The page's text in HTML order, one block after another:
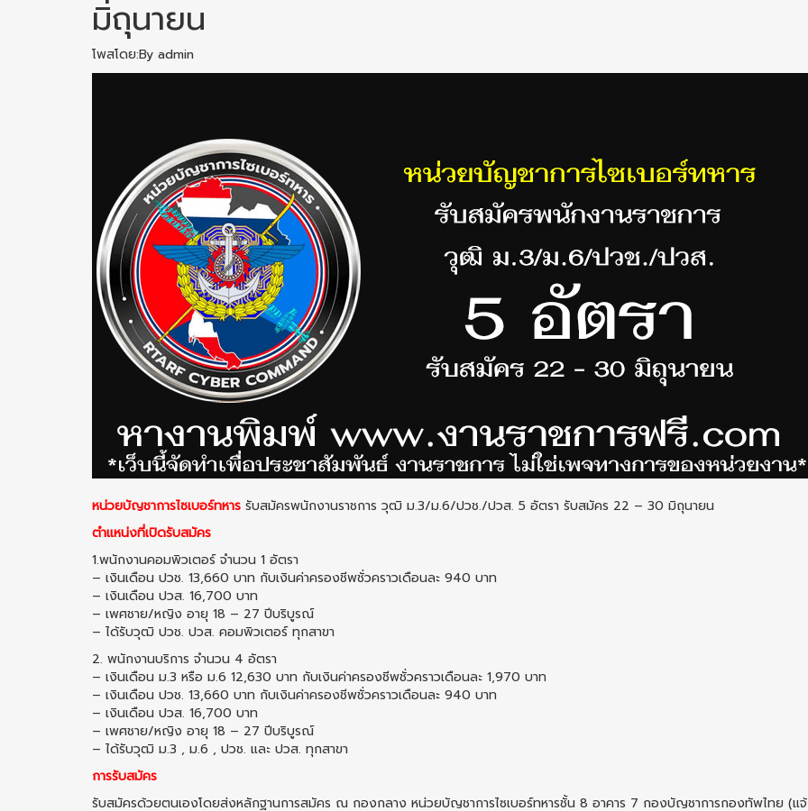
มิถุนายน
โพสโดย:By admin
หน่วยบัญชาการไซเบอร์ทหาร รับสมัครพนักงานราชการ วุฒิ ม.3/ม.6/ปวช./ปวส. 5 อัตรา รับสมัคร 22 – 30 มิถุนายน
ตำแหน่งที่เปิดรับสมัคร
1.พนักงานคอมพิวเตอร์ จำนวน 1 อัตรา
– เงินเดือน ปวช. 13,660 บาท กับเงินค่าครองชีพชั่วคราวเดือนละ 940 บาท
– เงินเดือน ปวส. 16,700 บาท
– เพศชาย/หญิง อายุ 18 – 27 ปีบริบูรณ์
– ได้รับวุฒิ ปวช. ปวส. คอมพิวเตอร์ ทุกสาขา
2. พนักงานบริการ จำนวน 4 อัตรา
– เงินเดือน ม.3 หรือ ม.6 12,630 บาท กับเงินค่าครองชีพชั่วคราวเดือนละ 1,970 บาท
– เงินเดือน ปวช. 13,660 บาท กับเงินค่าครองชีพชั่วคราวเดือนละ 940 บาท
– เงินเดือน ปวส. 16,700 บาท
– เพศชาย/หญิง อายุ 18 – 27 ปีบริบูรณ์
– ได้รับวุฒิ ม.3 , ม.6 , ปวช. และ ปวส. ทุกสาขา
การรับสมัคร
รับสมัครด้วยตนเองโดยส่งหลักฐานการสมัคร ณ กองกลาง หน่วยบัญชาการไซเบอร์ทหารชั้น 8 อาคาร 7 กองบัญชาการกองทัพไทย (แ